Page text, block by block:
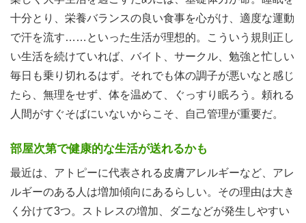
十分とり、栄養バランスの良い食事を心がけ、適度な運動
で汗を流す……といった生活が理想的。こういう規則正し
い生活を続けていれば、バイト、サークル、勉強と忙しい
毎日も乗り切れるはず。それでも体の調子が悪いなと感じ
たら、無理をせず、体を温めて、ぐっすり眠ろう。頼れる
人間がすぐそばにいないからこそ、自己管理が重要だ。
部屋次第で健康的な生活が送れるかも
最近は、アトピーに代表される皮膚アレルギーなど、アレ
ルギーのある人は増加傾向にあるらしい。その理由は大き
く分けて3つ。ストレスの増加、ダニなどが発生しやすい